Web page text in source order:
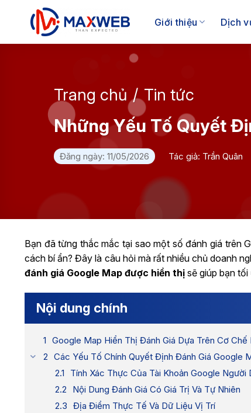
Giới thiệu Dịch
Trang chủ / Tin tức
Những Yếu Tố Quyết
Đăng ngày: 11/05/2026 Tác giả: Trần Quân
Bạn đã từng thắc mắc tại sao một số đánh giá trên
cách bí ẩn? Đây là câu hỏi mà rất nhiều chủ doanh
đánh giá Google Map được hiển thị sẽ giúp bạn
Nội dung chính
Google Map Hiển Thị Đánh Giá Dựa Trên Cơ Chế
Các Yếu Tố Chính Quyết Định Đánh Giá Google
Tính Xác Thực Của Tài Khoản Google Người
Nội Dung Đánh Giá Có Giá Trị Và Tự Nhiên
Địa Điểm Thực Tế Và Dữ Liệu Vị Trí